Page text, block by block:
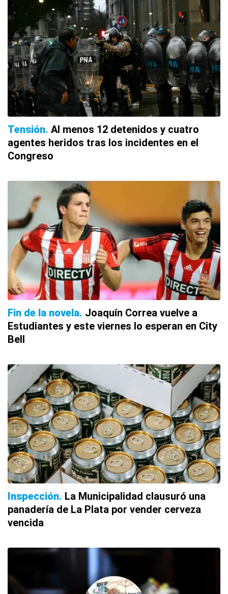
Tensión Al menos 12 detenidos y cuatro
agentes heridos tras los incidentes en el
Congreso
Fin de la novela Joaquín Correa vuelve a
Estudiantes y este viernes lo esperan en City
Bell
Inspección La Municipalidad clausuró una
panadería de La Plata por vender cerveza
vencida